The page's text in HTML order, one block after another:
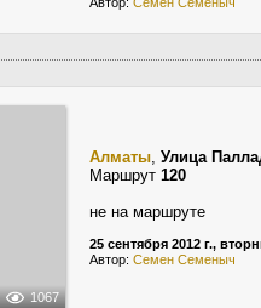
1067
Алматы, Улица
Маршрут 120
не на маршруте
25 сентября 2012 г.,
Автор: Семен Семеныч